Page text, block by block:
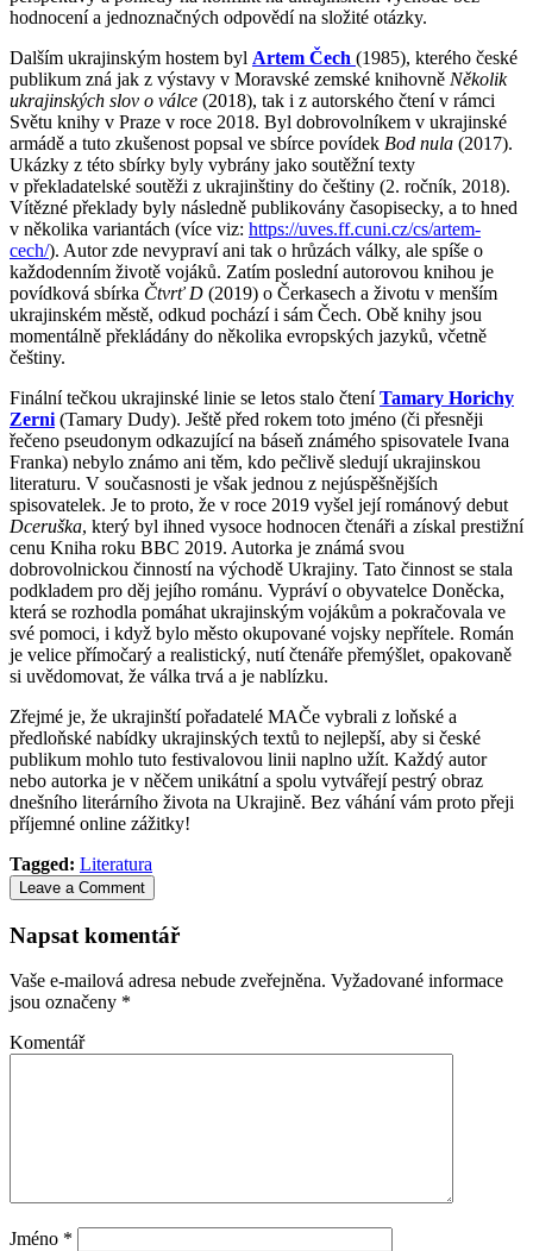
hodnocení a jednoznačných odpovědí na složité otázky.
Dalším ukrajinským hostem byl Artem Čech (1985), kterého české
publikum zná jak z výstavy v Moravské zemské knihovně Několik
ukrajinských slov o válce (2018), tak i z autorského čtení v rámci
Světu knihy v Praze v roce 2018. Byl dobrovolníkem v ukrajinské
armádě a tuto zkušenost popsal ve sbírce povídek Bod nula (2017).
Ukázky z této sbírky byly vybrány jako soutěžní texty
v překladatelské soutěži z ukrajinštiny do češtiny (2. ročník, 2018).
Vítězné překlady byly následně publikovány časopisecky, a to hned
v několika variantách (více viz: https://uves.ff.cuni.cz/cs/artem-
cech/). Autor zde nevypraví ani tak o hrůzách války, ale spíše o
každodenním životě vojáků. Zatím poslední autorovou knihou je
povídková sbírka Čtvrť D (2019) o Čerkasech a životu v menším
ukrajinském městě, odkud pochází i sám Čech. Obě knihy jsou
momentálně překládány do několika evropských jazyků, včetně
češtiny.
Finální tečkou ukrajinské linie se letos stalo čteníTamary Horichy
Zerni (Tamary Dudy). Ještě před rokem toto jméno (či přesněji
řečeno pseudonym odkazující na báseň známého spisovatele Ivana
Franka) nebylo známo ani těm, kdo pečlivě sledují ukrajinskou
literaturu. V současnosti je však jednou z nejúspěšnějších
spisovatelek. Je to proto, že v roce 2019 vyšel její románový debut
Dceruška, který byl ihned vysoce hodnocen čtenáři a získal prestižní
cenu Kniha roku BBC 2019. Autorka je známá svou
dobrovolnickou činností na východě Ukrajiny. Tato činnost se stala
podkladem pro děj jejího románu. Vypráví o obyvatelce Doněcka,
která se rozhodla pomáhat ukrajinským vojákům a pokračovala ve
své pomoci, i když bylo město okupované vojsky nepřítele. Román
je velice přímočarý a realistický, nutí čtenáře přemýšlet, opakovaně
si uvědomovat, že válka trvá a je nablízku.
Zřejmé je, že ukrajinští pořadatelé MAČe vybrali z loňské a
předloňské nabídky ukrajinských textů to nejlepší, aby si české
publikum mohlo tuto festivalovou linii naplno užít. Každý autor
nebo autorka je v něčem unikátní a spolu vytvářejí pestrý obraz
dnešního literárního života na Ukrajině. Bez váhání vám proto přeji
příjemné online zážitky!
Tagged: Literatura
Leave a Comment
Napsat komentář
Vaše e-mailová adresa nebude zveřejněna. Vyžadované informace
jsou označeny *
Komentář
Jméno *